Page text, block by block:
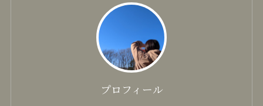
プロフィール